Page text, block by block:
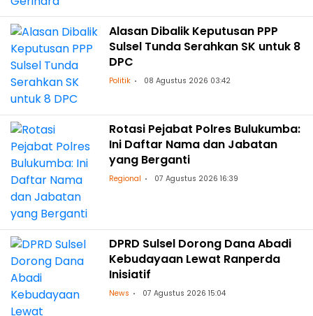
Alasan Dibalik Keputusan PPP
Sulsel Tunda Serahkan SK untuk 8
DPC
Politik 08 Agustus 2026 03:42
Rotasi Pejabat Polres Bulukumba:
Ini Daftar Nama dan Jabatan
yang Berganti
Regional 07 Agustus 2026 16:39
DPRD Sulsel Dorong Dana Abadi
Kebudayaan Lewat Ranperda
Inisiatif
News 07 Agustus 2026 15:04